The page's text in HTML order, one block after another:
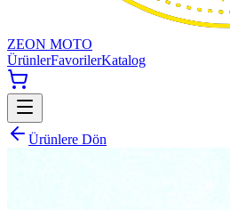
ZEON MOTO
ÜrünlerFavorilerKatalog
Ürünlere Dön